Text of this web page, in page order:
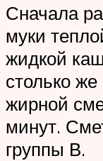
Сначала
муки
жидкой
столько
жирной
минут.
группы В.